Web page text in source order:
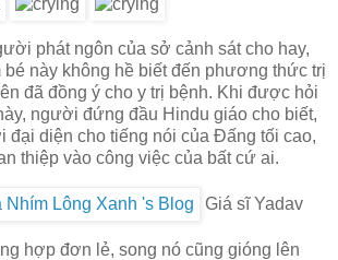
phát ngôn của sở cảnh sát cho hay,
này không hề biết đến phương thức trị
đã đồng ý cho y trị bệnh. Khi được hỏi
người đứng đầu Hindu giáo cho biết,
đại diện cho tiếng nói của Đấng tối cao,
thiệp vào công việc của bất cứ ai.
Giá sĩ Yadav
hợp đơn lẻ, song nó cũng gióng lên